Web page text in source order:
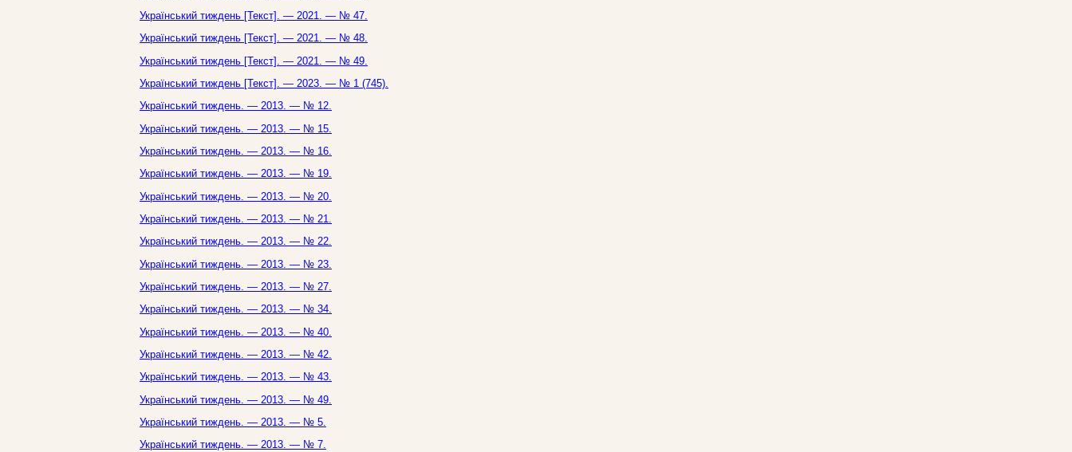
Український тиждень [Текст]. — 2021. — № 47.
Український тиждень [Текст]. — 2021. — № 48.
Український тиждень [Текст]. — 2021. — № 49.
Український тиждень [Текст]. — 2023. — № 1 (745).
Український тиждень. — 2013. — № 12.
Український тиждень. — 2013. — № 15.
Український тиждень. — 2013. — № 16.
Український тиждень. — 2013. — № 19.
Український тиждень. — 2013. — № 20.
Український тиждень. — 2013. — № 21.
Український тиждень. — 2013. — № 22.
Український тиждень. — 2013. — № 23.
Український тиждень. — 2013. — № 27.
Український тиждень. — 2013. — № 34.
Український тиждень. — 2013. — № 40.
Український тиждень. — 2013. — № 42.
Український тиждень. — 2013. — № 43.
Український тиждень. — 2013. — № 49.
Український тиждень. — 2013. — № 5.
Український тиждень. — 2013. — № 7.